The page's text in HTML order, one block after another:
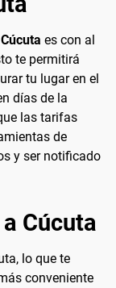
es con al
te permitirá
tu lugar en el
días de la
las tarifas
de
y ser notificado
Cúcuta
lo que te
conveniente